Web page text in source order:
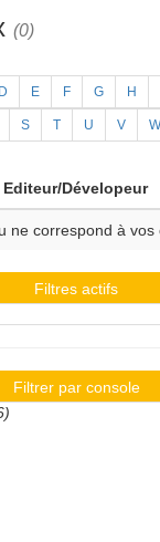
(0)
D E F G H
S T U V W
Editeur/Dévelopeur
ne correspond à vos
Filtres actifs
Filtrer par console